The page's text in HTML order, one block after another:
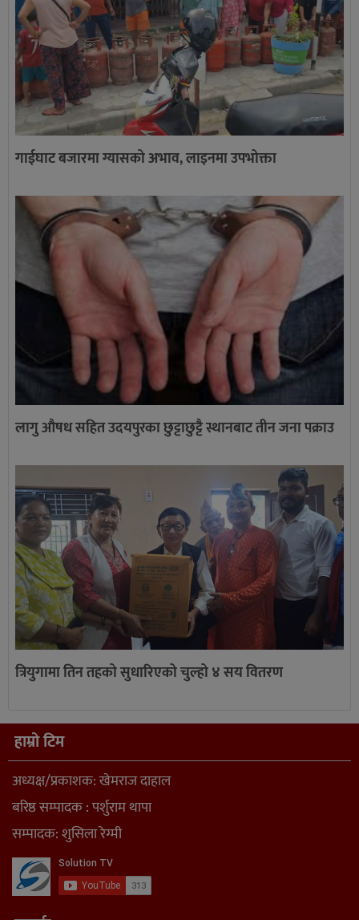
गाईघाट बजारमा ग्यासको अभाव, लाइनमा उपभोक्ता
लागु औषध सहित उदयपुरका छुट्टाछुट्टै स्थानबाट तीन जना पक्राउ
त्रियुगामा तिन तहको सुधारिएको चुल्हो ४ सय वितरण
हाम्रो टिम
अध्यक्ष/प्रकाशक: खेमराज दाहाल
बरिष्ठ सम्पादक : पर्शुराम थापा
सम्पादक: शुसिला रेग्मी